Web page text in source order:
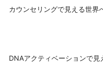
カウンセリングで見える世界
DNAアクティベーションで見